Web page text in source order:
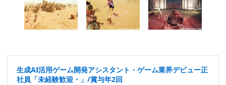
生成AI活用ゲーム開発アシスタント・ゲーム業界デビュー正
社員「未経験歓迎・」/賞与年2回